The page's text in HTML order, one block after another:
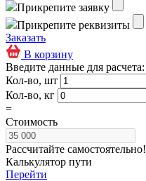
Прикрепите заявку
Прикрепите реквизиты
Заказать
В корзину
Введите данные для расчета:
Кол-во, шт
Кол-во, кг
=
Стоимость
Рассчитайте самостоятельно!
Калькулятор пути
Перейти